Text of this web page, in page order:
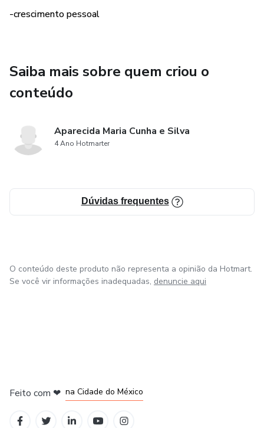
-crescimento pessoal
Saiba mais sobre quem criou o
conteúdo
Aparecida Maria Cunha e Silva
4 Ano Hotmarter
Dúvidas frequentes
O conteúdo deste produto não representa a opinião da Hotmart.
Se você vir informações inadequadas, denuncie aqui
Feito com ❤ na Cidade do México